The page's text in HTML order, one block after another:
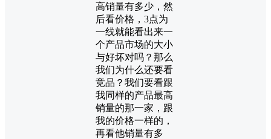
高销量有多少，然
后看价格，3点为
一线就能看出来一
个产品市场的大小
与好坏对吗？那么
我们为什么还要看
竞品？我们要看跟
我同样的产品最高
销量的那一家，跟
我的价格一样的，
再看他销量有多